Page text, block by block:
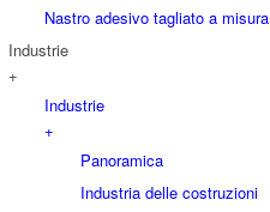
Nastro adesivo tagliato a misura
Industrie
+
Industrie
+
Panoramica
Industria delle costruzioni